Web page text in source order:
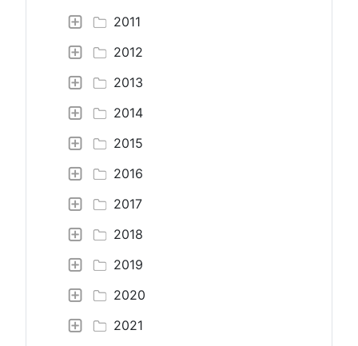
2011
2012
2013
2014
2015
2016
2017
2018
2019
2020
2021